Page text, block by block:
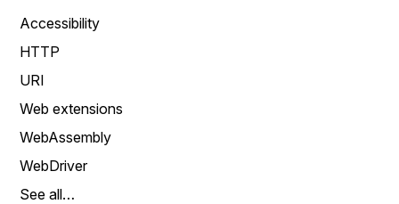
Accessibility
HTTP
URI
Web extensions
WebAssembly
WebDriver
See all…